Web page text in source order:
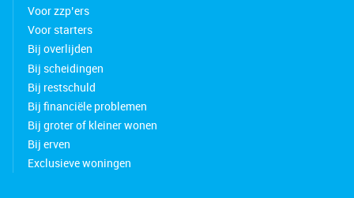
Voor zzp’ers
Voor starters
Bij overlijden
Bij scheidingen
Bij restschuld
Bij financiële problemen
Bij groter of kleiner wonen
Bij erven
Exclusieve woningen